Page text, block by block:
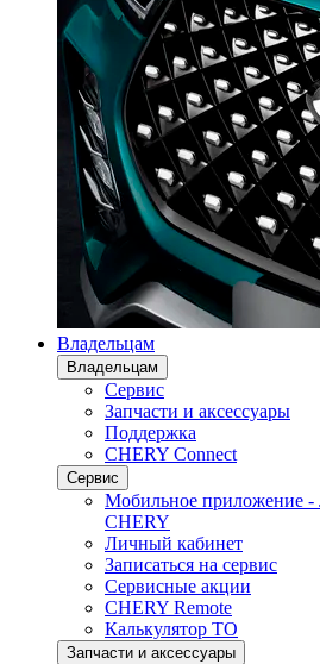
Владельцам
Владельцам
Сервис
Запчасти и аксессуары
Поддержка
CHERY Connect
Сервис
Мобильное приложение
CHERY
Личный кабинет
Записаться на сервис
Сервисные акции
CHERY Remote
Калькулятор ТО
Запчасти и аксессуары